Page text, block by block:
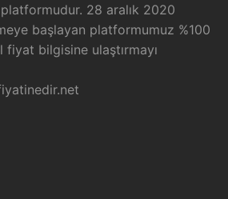
28 aralık 2020
başlayan platformumuz %100
bilgisine ulaştırmayı